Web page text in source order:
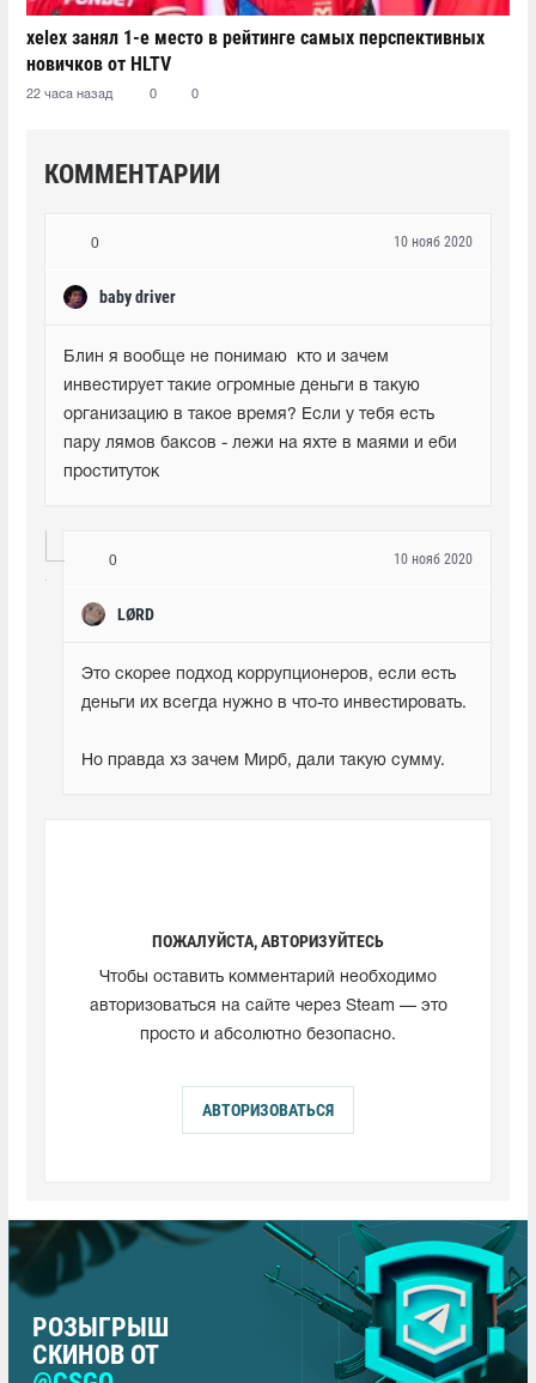
xelex⁠ занял 1-е место в рейтинге самых перспективных
новичков от HLTV
22 часа назад 0 0
КОММЕНТАРИИ
0
baby driver
10 нояб 2020
Блин я вообще не понимаю  кто и зачем
инвестирует такие огромные деньги в такую
организацию в такое время? Если у тебя есть
пару лямов баксов - лежи на яхте в маями и еби
проституток
0
LØRD
10 нояб 2020
Это скорее подход коррупционеров, если есть
деньги их всегда нужно в что-то инвестировать.
Но правда хз зачем Мирб, дали такую сумму.
ПОЖАЛУЙСТА, АВТОРИЗУЙТЕСЬ
Чтобы оставить комментарий необходимо
авторизоваться на сайте через Steam — это
просто и абсолютно безопасно.
АВТОРИЗОВАТЬСЯ
РОЗЫГРЫШ
СКИНОВ ОТ